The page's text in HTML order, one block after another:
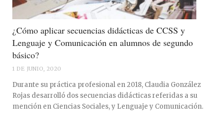
¿Cómo aplicar secuencias didácticas de CCSS y
Lenguaje y Comunicación en alumnos de segundo
básico?
1 DE JUNIO, 2020
Durante su práctica profesional en 2018, Claudia González
Rojas desarrolló dos secuencias didácticas referidas a su
mención en Ciencias Sociales, y Lenguaje y Comunicación.